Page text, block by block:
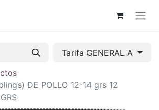
Tarifa GENERAL A
DE POLLO 12-14 grs 12